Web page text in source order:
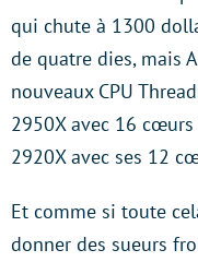
qui chute à 1300
de quatre dies, mais
nouveaux CPU
2950X avec 16
2920X avec ses 12
Et comme si toute
donner des sueurs